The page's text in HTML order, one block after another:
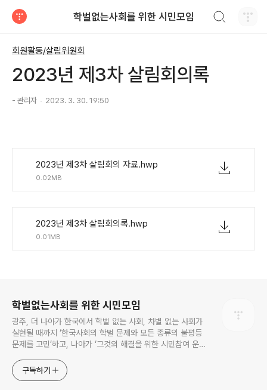
학벌없는사회를 위한 시민모임
회원활동/살림위원회
2023년 제3차 살림회의록
- 관리자 2023. 3. 30. 19:50
2023년 제3차 살림회의 자료.hwp
0.02MB
2023년 제3차 살림회의록.hwp
0.01MB
학벌없는사회를 위한 시민모임
광주, 더 나아가 한국에서 학벌 없는 사회, 차별 없는 사회가
실현될 때까지 ‘한국사회의 학벌 문제와 모든 종류의 불평등
문제를 고민’하고, 나아가 ‘그것의 해결을 위한 시민참여 운
구독하기